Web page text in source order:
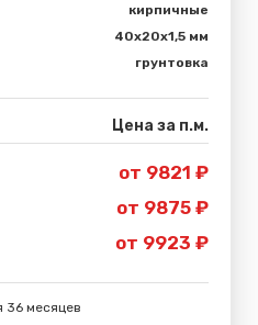
кирпичные
40х20х1,5 мм
грунтовка
Цена за п.м.
от 9821 ₽
от 9875 ₽
от 9923 ₽
36 месяцев